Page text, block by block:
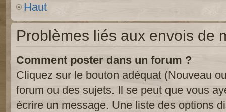
Haut
Problèmes liés aux envois de
Comment poster dans un forum ?
Cliquez sur le bouton adéquat (Nouveau
forum ou des sujets. Il se peut que vous
écrire un message. Une liste des options